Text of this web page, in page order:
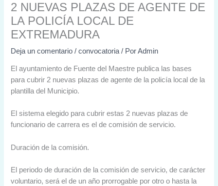
2 NUEVAS PLAZAS DE AGENTE DE
LA POLICÍA LOCAL DE
EXTREMADURA
Deja un comentario /convocatoria / PorAdmin
El ayuntamiento de Fuente del Maestre publica las bases
para cubrir 2 nuevas plazas de agente de la policía local de la
plantilla del Municipio.
El sistema elegido para cubrir estas 2 nuevas plazas de
funcionario de carrera es el de comisión de servicio.
Duración de la comisión.
El periodo de duración de la comisión de servicio, de carácter
voluntario, será el de un año prorrogable por otro o hasta la